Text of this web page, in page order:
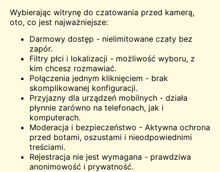
Wybierając witrynę do czatowania przed kamerą,
oto, co jest najważniejsze:
Darmowy dostęp - nielimitowane czaty bez
zapór.
Filtry płci i lokalizacji - możliwość wyboru, z
kim chcesz rozmawiać.
Połączenia jednym kliknięciem - brak
skomplikowanej konfiguracji.
Przyjazny dla urządzeń mobilnych - działa
płynnie zarówno na telefonach, jak i
komputerach.
Moderacja i bezpieczeństwo - Aktywna ochrona
przed botami, oszustami i nieodpowiednimi
treściami.
Rejestracja nie jest wymagana - prawdziwa
anonimowość i prywatność.